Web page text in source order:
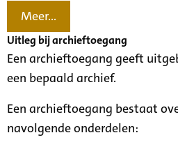
Meer...
Uitleg bij archieftoegang
Een archieftoegang geeft
een bepaald archief.
Een archieftoegang bestaat
navolgende onderdelen: